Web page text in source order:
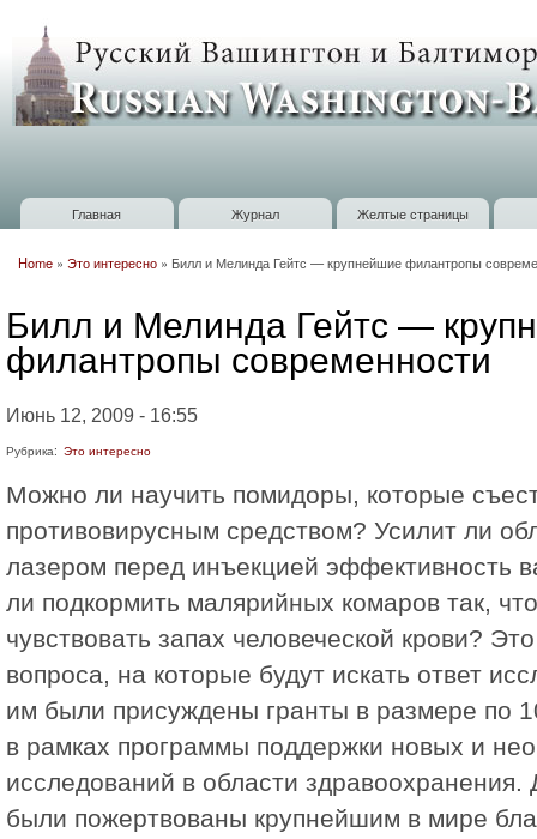
Russian
Washington
Baltimore
Главное меню
Главная Журнал Желтые страницы
Home » Это интересно » Билл и Мелинда Гейтс — крупнейшие филантропы
Билл и Мелинда Гейтс —
филантропы современности
Июнь 12, 2009 - 16:55
Рубрика: Это интересно
Можно ли научить помидоры, которые
противовирусным средством? Усилит ли
лазером перед инъекцией эффективность
ли подкормить малярийных комаров так,
чувствовать запах человеческой крови?
вопроса, на которые будут искать ответ
им были присуждены гранты в размере по
в рамках программы поддержки новых и
исследований в области здравоохранения.
были пожертвованы крупнейшим в мире